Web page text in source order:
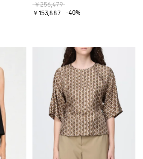
￥256,479
￥153,887
-40%